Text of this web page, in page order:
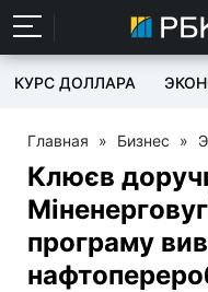
КУРС ДОЛЛАРА
Главная » Бизнес »
Клюєв
програму